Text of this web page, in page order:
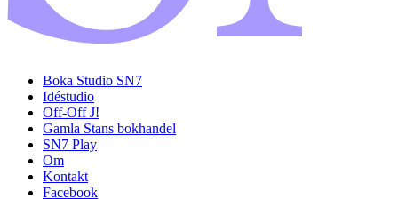
Boka Studio SN7
Idéstudio
Off-Off J!
Gamla Stans bokhandel
SN7 Play
Om
Kontakt
Facebook